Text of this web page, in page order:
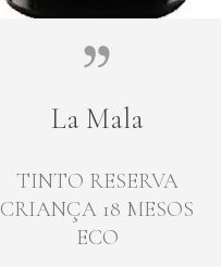
La Mala
TINTO RESERVA
CRIANÇA 18 MESOS
ECO